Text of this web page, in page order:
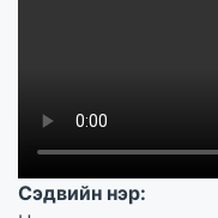
Сэдвийн нэр: